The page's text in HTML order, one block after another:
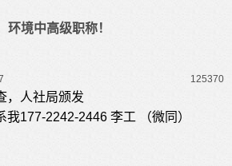
环境中高级职称！
125370
，人社局颁发
我177-2242-2446 李工 （微同）